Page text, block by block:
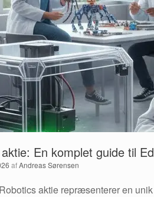
En komplet guide til
afAndreas Sørensen
aktie repræsenterer en